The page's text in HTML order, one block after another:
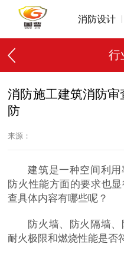
消防设计
行
消防施工建筑消防
防
来源：
建筑是一种空间利
防火性能方面的要求也
查具体内容有哪些呢？
防火墙、防火隔墙、
耐火极限和燃烧性能是否